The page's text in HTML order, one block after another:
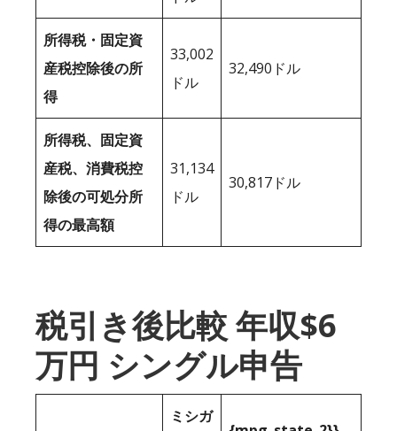
所得税・固定資
産税控除後の所
得
33,002
ドル
32,490ドル
所得税、固定資
産税、消費税控
除後の可処分所
得の最高額
31,134
ドル
30,817ドル
税引き後比較 年収$6
万円 シングル申告
ミシガ